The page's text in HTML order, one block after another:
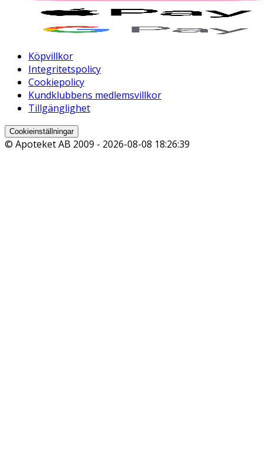
Köpvillkor
Integritetspolicy
Cookiepolicy
Kundklubbens medlemsvillkor
Tillgänglighet
Cookieinställningar
© Apoteket AB 2009 - 2026-08-08 18:26:39